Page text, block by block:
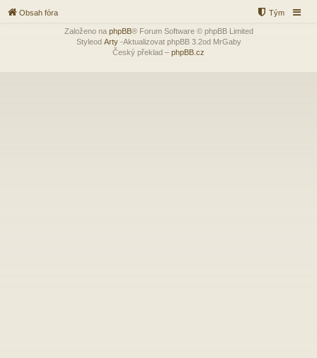
Obsah fóra Tým
Založeno na phpBB® Forum Software © phpBB Limited
Styleod Arty-Aktualizovat phpBB 3.2od MrGaby
Český překlad – phpBB.cz